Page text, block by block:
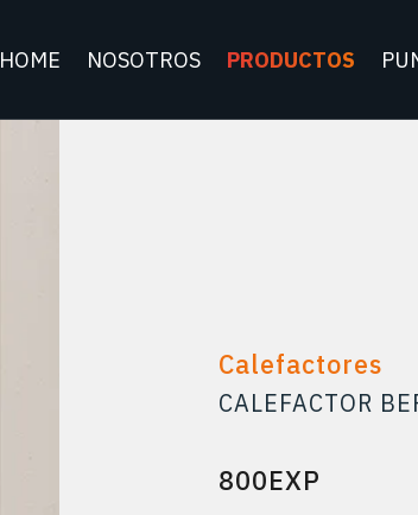
HOME NOSOTROS PRODUCTOS
Calefactores
CALEFACTOR
800EXP